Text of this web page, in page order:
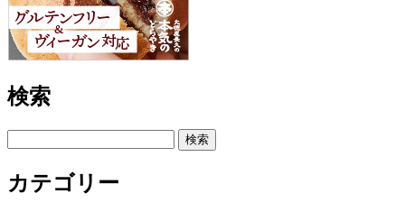
検索
カテゴリー